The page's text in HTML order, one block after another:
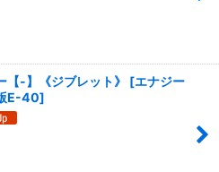
【-】《ジブレット》 [エナジー
E-40]